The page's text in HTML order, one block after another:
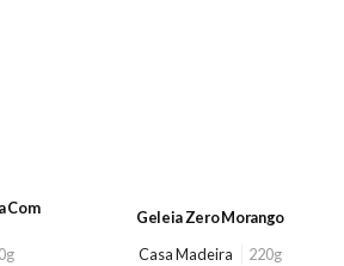
Com
Geleia Zero Morango
Casa Madeira
220g